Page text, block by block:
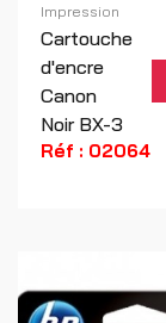
Impression
Cartouche
d'encre
Canon
Noir BX-3
Réf : 02064